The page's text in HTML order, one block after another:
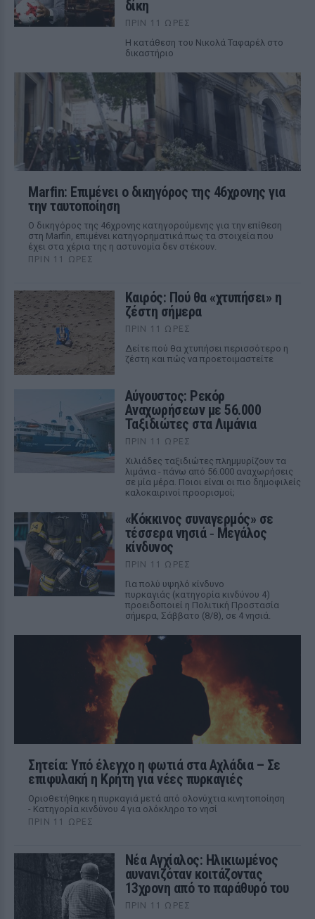
δίκη
ΠΡΙΝ 11 ΏΡΕΣ
Η κατάθεση του Νικολά Ταφαρέλ στο
δικαστήριο
Marfin: Επιμένει ο δικηγόρος της 46χρονης για
την ταυτοποίηση
Ο δικηγόρος της 46χρονης κατηγορούμενης για την επίθεση
στη Marfin, επιμένει κατηγορηματικά πως τα στοιχεία που
έχει στα χέρια της η αστυνομία δεν στέκουν.
ΠΡΙΝ 11 ΏΡΕΣ
Καιρός: Πού θα «χτυπήσει» η
ζέστη σήμερα
ΠΡΙΝ 11 ΏΡΕΣ
Δείτε πού θα χτυπήσει περισσότερο η
ζέστη και πώς να προετοιμαστείτε
Αύγουστος: Ρεκόρ
Αναχωρήσεων με 56.000
Ταξιδιώτες στα Λιμάνια
ΠΡΙΝ 11 ΏΡΕΣ
Χιλιάδες ταξιδιώτες πλημμυρίζουν τα
λιμάνια - πάνω από 56.000 αναχωρήσεις
σε μία μέρα. Ποιοι είναι οι πιο δημοφιλείς
καλοκαιρινοί προορισμοί;
«Κόκκινος συναγερμός» σε
τέσσερα νησιά ‑ Μεγάλος
κίνδυνος
ΠΡΙΝ 11 ΏΡΕΣ
Για πολύ υψηλό κίνδυνο
πυρκαγιάς (κατηγορία κινδύνου 4)
προειδοποιεί η Πολιτική Προστασία
σήμερα, Σάββατο (8/8), σε 4 νησιά.
Σητεία: Υπό έλεγχο η φωτιά στα Αχλάδια – Σε
επιφυλακή η Κρήτη για νέες πυρκαγιές
Οριοθετήθηκε η πυρκαγιά μετά από ολονύχτια κινητοποίηση
- Κατηγορία κινδύνου 4 για ολόκληρο το νησί
ΠΡΙΝ 11 ΏΡΕΣ
Νέα Αγχίαλος: Ηλικιωμένος
αυνανιζόταν κοιτάζοντας
13χρονη από το παράθυρό του
ΠΡΙΝ 11 ΏΡΕΣ